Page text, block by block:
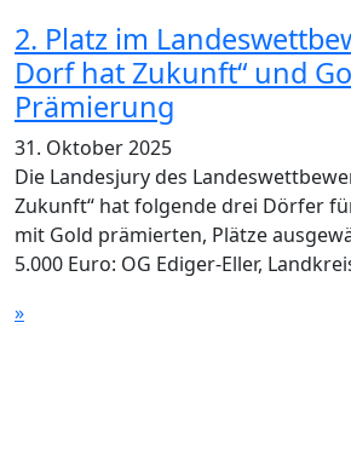
2. Platz im
Dorf hat Zukunft“ und
Prämierung
31. Oktober 2025
Die Landesjury des
Zukunft“ hat folgende drei Dörfer
mit Gold prämierten, Plätze
5.000 Euro: OG Ediger-Eller,
»